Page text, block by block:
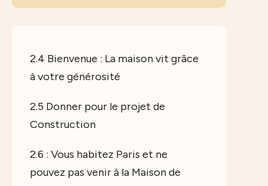
2.4 Bienvenue : La maison vit grâce
à votre générosité
2.5 Donner pour le projet de
Construction
2.6 : Vous habitez Paris et ne
pouvez pas venir à la Maison de